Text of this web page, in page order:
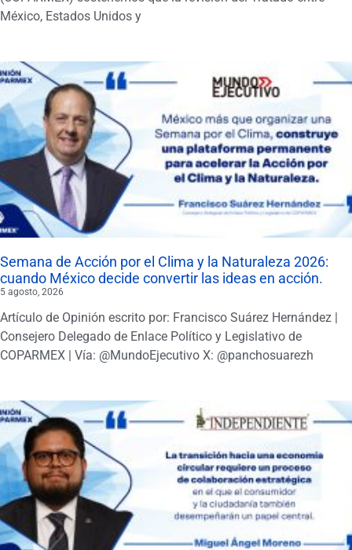
México, Estados Unidos y
Semana de Acción por el Clima y la Naturaleza 2026:
cuando México decide convertir las ideas en acción.
5 agosto, 2026
Artículo de Opinión escrito por: Francisco Suárez Hernández |
Consejero Delegado de Enlace Político y Legislativo de
COPARMEX | Vía: @MundoEjecutivo X: @panchosuarezh